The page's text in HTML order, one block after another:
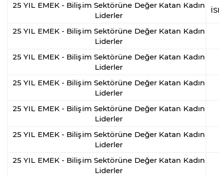
25 YIL EMEK - Bilişim Sektörüne Değer Katan Kadın
Liderler
25 YIL EMEK - Bilişim Sektörüne Değer Katan Kadın
Liderler
25 YIL EMEK - Bilişim Sektörüne Değer Katan Kadın
Liderler
25 YIL EMEK - Bilişim Sektörüne Değer Katan Kadın
Liderler
25 YIL EMEK - Bilişim Sektörüne Değer Katan Kadın
Liderler
25 YIL EMEK - Bilişim Sektörüne Değer Katan Kadın
Liderler
25 YIL EMEK - Bilişim Sektörüne Değer Katan Kadın
Liderler